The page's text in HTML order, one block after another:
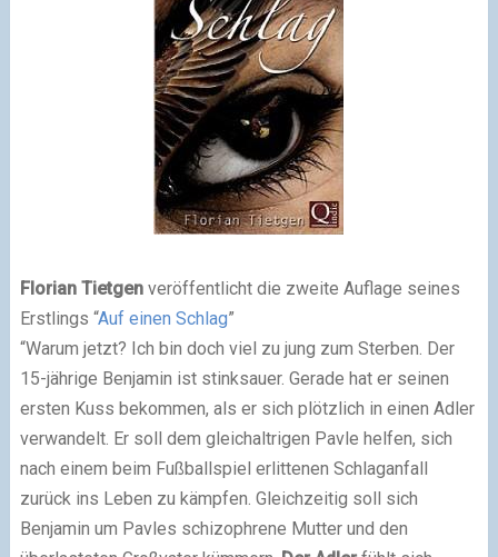
Florian Tietgen veröffentlicht die zweite Auflage seines
Erstlings “Auf einen Schlag”
“Warum jetzt? Ich bin doch viel zu jung zum Sterben. Der
15-jährige Benjamin ist stinksauer. Gerade hat er seinen
ersten Kuss bekommen, als er sich plötzlich in einen Adler
verwandelt. Er soll dem gleichaltrigen Pavle helfen, sich
nach einem beim Fußballspiel erlittenen Schlaganfall
zurück ins Leben zu kämpfen. Gleichzeitig soll sich
Benjamin um Pavles schizophrene Mutter und den